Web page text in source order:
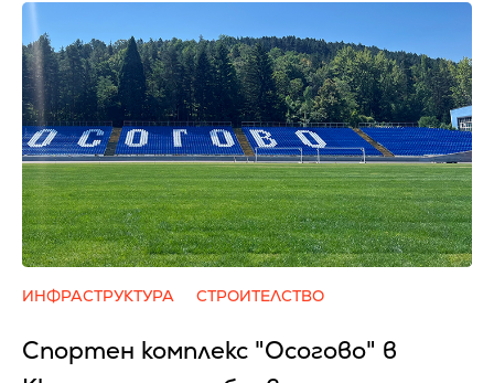
ИНФРАСТРУКТУРА СТРОИТЕЛСТВО
Спортен комплекс "Осогово" в